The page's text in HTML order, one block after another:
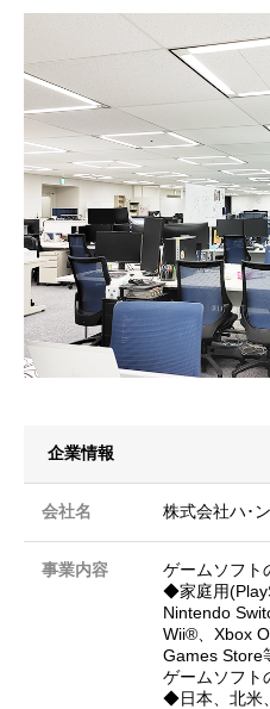
企業情報
会社名 株式会社ハ･
事業内容
ゲームソフト
◆家庭用
Nintendo
Wii®、Xbox
Games Store
ゲームソフト
◆日本、北米